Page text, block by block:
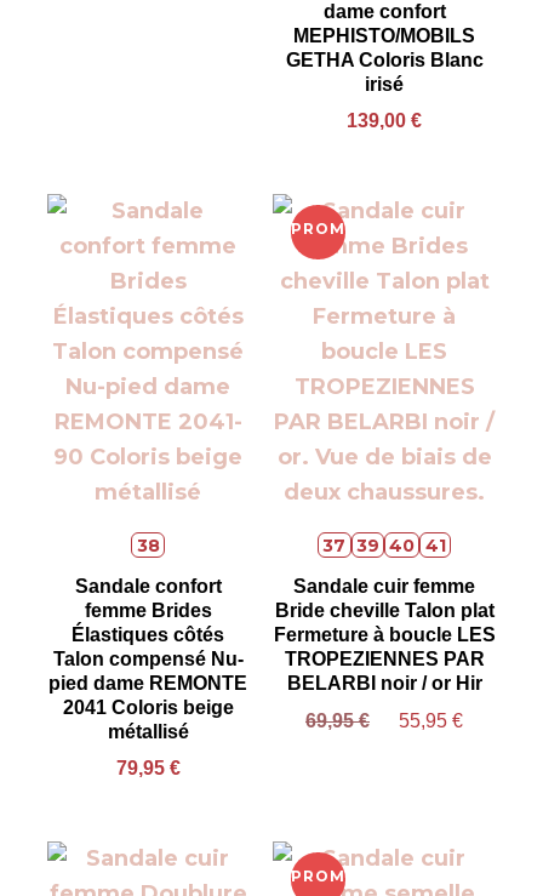
dame confort
MEPHISTO/MOBILS
GETHA Coloris Blanc
irisé
139,00 €
38
Sandale confort
femme Brides
Élastiques côtés
Talon compensé Nu-
pied dame REMONTE
2041 Coloris beige
métallisé
79,95 €
PROMO !
37 39 40 41
Sandale cuir femme
Bride cheville Talon plat
Fermeture à boucle LES
TROPEZIENNES PAR
BELARBI noir / or Hir
69,95€ 55,95 €
PROMO !